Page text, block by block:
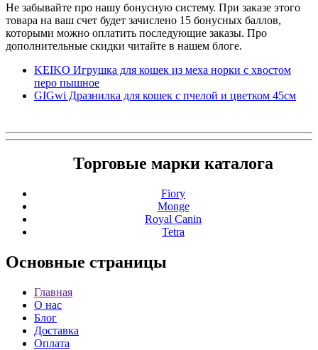
Не забывайте про нашу бонусную систему. При заказе этого
товара на ваш счет будет зачислено 15 бонусных баллов,
которыми можно оплатить последующие заказы. Про
дополнительные скидки читайте в нашем блоге.
KEIKO Игрушка для кошек из меха норки с хвостом
перо пышное
GIGwi Дразнилка для кошек с пчелой и цветком 45см
Торговые марки каталога
Fiory
Monge
Royal Canin
Tetra
Основные страницы
Главная
О нас
Блог
Доставка
Оплата